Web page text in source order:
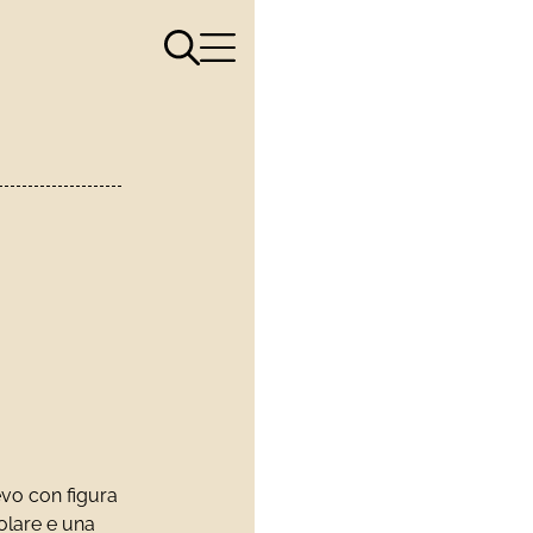
Apri il menù di ricerca
Apri il menù di navigazione
con figura
e una